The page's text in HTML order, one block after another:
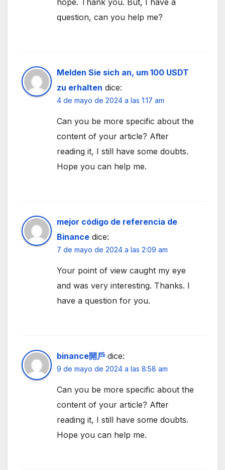
hope. Thank you. But, I have a
question, can you help me?
Melden Sie sich an, um 100 USDT
zu erhalten dice:
4 de mayo de 2024 a las 1:17 am
Can you be more specific about the
content of your article? After
reading it, I still have some doubts.
Hope you can help me.
mejor código de referencia de
Binance dice:
7 de mayo de 2024 a las 2:09 am
Your point of view caught my eye
and was very interesting. Thanks. I
have a question for you.
binance開戶 dice:
9 de mayo de 2024 a las 8:58 am
Can you be more specific about the
content of your article? After
reading it, I still have some doubts.
Hope you can help me.